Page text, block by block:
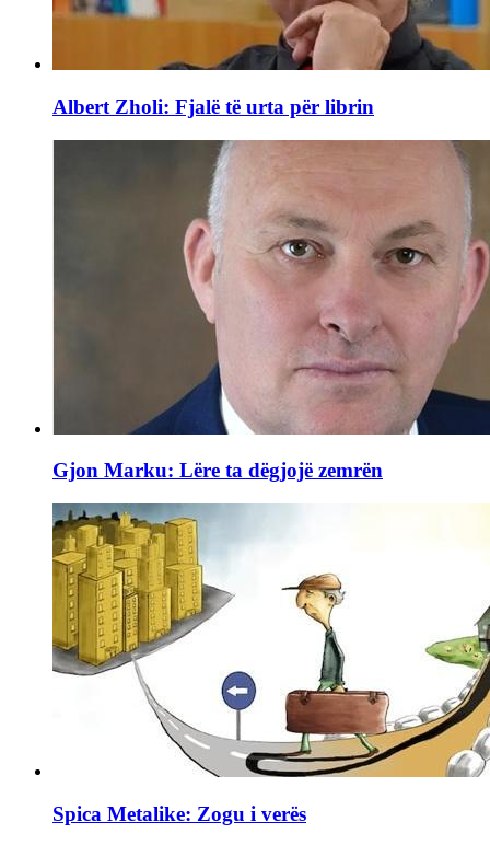
Albert Zholi: Fjalë të urta për librin
Gjon Marku: Lëre ta dëgjojë zemrën
Spica Metalike: Zogu i verës